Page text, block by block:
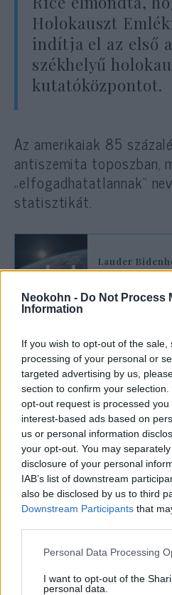
Neokohn - Do Not Process
Information
If you wish to opt-out of the
processing of your personal or
targeted advertising by us,
section to confirm your
opt-out request is processed
interest-based ads based on
us or personal information
your opt-out. You may
disclosure of your personal
IAB’s list of downstream
also be disclosed by us to third
Downstream Participants that
Please note that this website/
not limited to your visit or usage
Personal Data Processing
I want to opt-out of the
personal data.
Holokauszt
indítja el az első
székhelyű
kutatóközpontot.
Az amerikaiak 85
antiszemita toposzban,
„elfogadhatatlannak”
statisztikát.
Lauder
Németország
A StopAntiszemitism
szerint a Biden-
tekintetben alulmarad”.
„A legnagyobb
ellenes
ellentétben a terv
az IHRA
rövid
amely